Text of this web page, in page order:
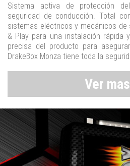
Sistema activa de protección
seguridad de conducción. Total
sistemas eléctricos y mecánicos de
& Play para una instalación rápida
precisa del producto para
DrakeBox Monza tiene toda la
Ver mas